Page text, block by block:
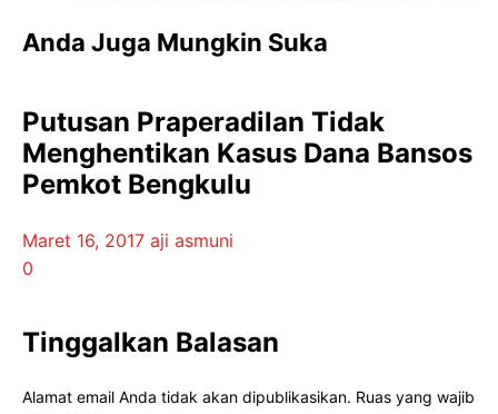
Anda Juga Mungkin Suka
Putusan Praperadilan Tidak
Menghentikan Kasus Dana Bansos
Pemkot Bengkulu
Maret 16, 2017 aji asmuni
0
Tinggalkan Balasan
Alamat email Anda tidak akan dipublikasikan. Ruas yang wajib